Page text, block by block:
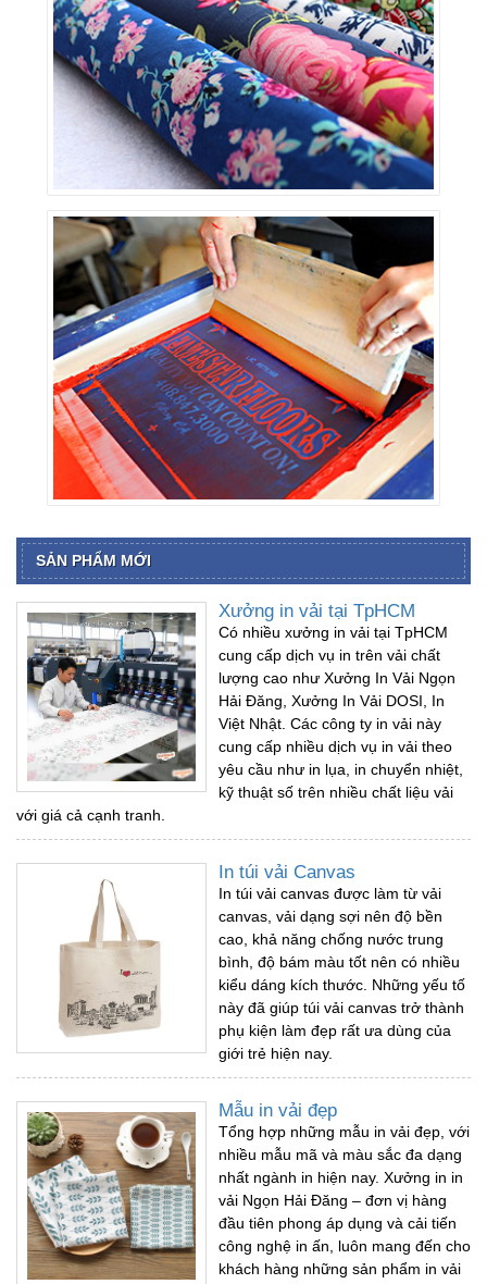
SẢN PHẨM MỚI
Xưởng in vải tại TpHCM
Có nhiều xưởng in vải tại TpHCM
cung cấp dịch vụ in trên vải chất
lượng cao như Xưởng In Vải Ngọn
Hải Đăng, Xưởng In Vải DOSI, In
Việt Nhật. Các công ty in vải này
cung cấp nhiều dịch vụ in vải theo
yêu cầu như in lụa, in chuyển nhiệt,
kỹ thuật số trên nhiều chất liệu vải
với giá cả cạnh tranh.
In túi vải Canvas
In túi vải canvas được làm từ vải
canvas, vải dạng sợi nên độ bền
cao, khả năng chống nước trung
bình, độ bám màu tốt nên có nhiều
kiểu dáng kích thước. Những yếu tố
này đã giúp túi vải canvas trở thành
phụ kiện làm đẹp rất ưa dùng của
giới trẻ hiện nay.
Mẫu in vải đẹp
Tổng hợp những mẫu in vải đẹp, với
nhiều mẫu mã và màu sắc đa dạng
nhất ngành in hiện nay. Xưởng in in
vải Ngọn Hải Đăng – đơn vị hàng
đầu tiên phong áp dụng và cải tiến
công nghệ in ấn, luôn mang đến cho
khách hàng những sản phẩm in vải